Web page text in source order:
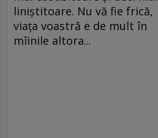
liniştitoare. Nu vă fie frică,
viaţa voastră e de mult în
mîinile altora...